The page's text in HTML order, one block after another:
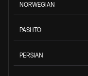
NORWEGIAN
PASHTO
PERSIAN